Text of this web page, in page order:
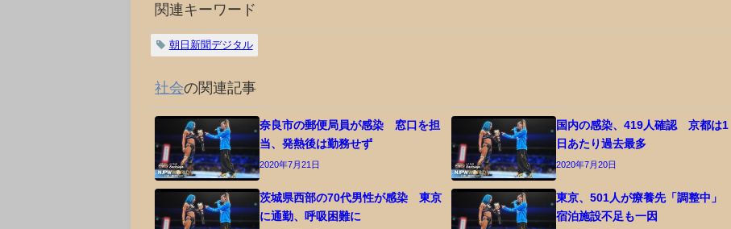
関連キーワード
朝日新聞デジタル
社会の関連記事
奈良市の郵便局員が感染 窓口を担
当、発熱後は勤務せず
2020年7月21日
国内の感染、419人確認 京都は1
日あたり過去最多
2020年7月20日
茨城県西部の70代男性が感染 東京
に通勤、呼吸困難に
東京、501人が療養先「調整中」
宿泊施設不足も一因